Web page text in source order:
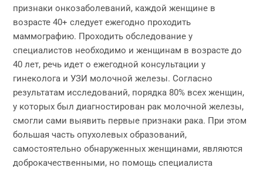
признаки онкозаболеваний, каждой женщине в
возрасте 40+ следует ежегодно проходить
маммографию. Проходить обследование у
специалистов необходимо и женщинам в возрасте до
40 лет, речь идет о ежегодной консультации у
гинеколога и УЗИ молочной железы. Согласно
результатам исследований, порядка 80% всех женщин,
у которых был диагностирован рак молочной железы,
смогли сами выявить первые признаки рака. При этом
большая часть опухолевых образований,
самостоятельно обнаруженных женщинами, являются
доброкачественными, но помощь специалиста